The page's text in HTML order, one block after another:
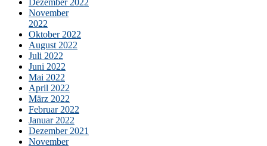
November
2022
Oktober 2022
August 2022
Juli 2022
Juni 2022
Mai 2022
April 2022
März 2022
Februar 2022
Januar 2022
Dezember 2021
November